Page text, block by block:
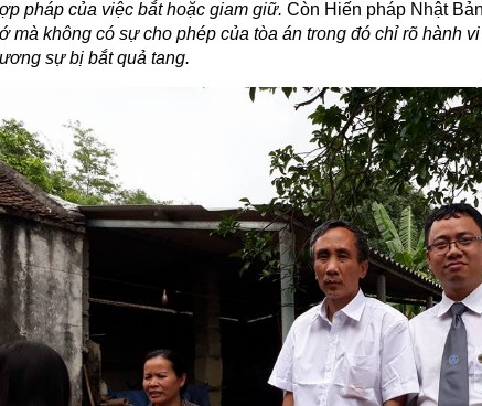
pháp của việc bắt hoặc giam giữ. Còn Hiến pháp Nhật
mà không có sự cho phép của tòa án trong đó chỉ rõ hành
sự bị bắt quả tang.